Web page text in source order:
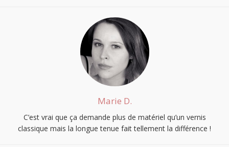
Marie D.
C’est vrai que ça demande plus de matériel qu’un vernis
classique mais la longue tenue fait tellement la différence !